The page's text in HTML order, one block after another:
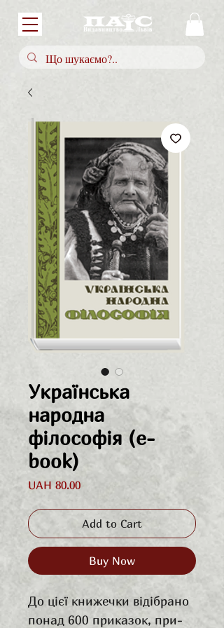
Українська
народна
філософія (e-
book)
UAH 80.00Price
Add to Cart
Buy Now
До цієї книжечки відібрано
понад 600 приказок, при­